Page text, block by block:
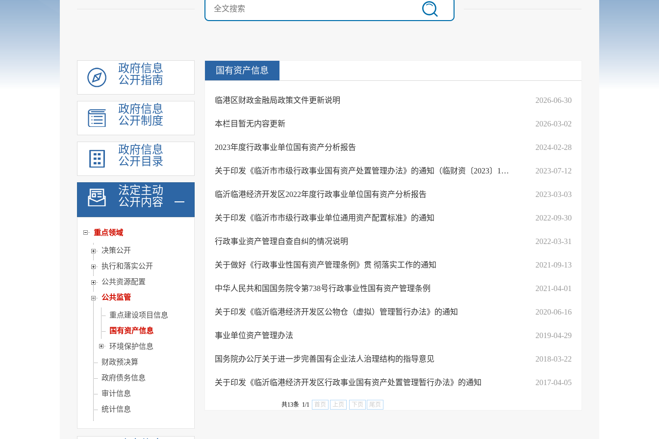
政府信息
公开指南
政府信息
公开制度
政府信息
公开目录
法定主动
公开内容
履职依据
规划计划
财政预算决算
政府集中采购
重大建设项目
安全生产领域信息
人事信息
重点领域
决策公开
执行和落实公开
公共资源配置
公共监管
重点建设项目信息
国有资产信息
环境保护信息
财政预决算
政府债务信息
审计信息
统计信息
国有资产信息
临港区财政金融局政策文件更新说明 2026-06-30
本栏目暂无内容更新 2026-03-02
2023年度行政事业单位国有资产分析报告 2024-02-28
关于印发《临沂市市级行政事业国有资产处置管理办法》的通知（临财资〔2023〕11号） 2023-07-12
临沂临港经济开发区2022年度行政事业单位国有资产分析报告 2023-03-03
关于印发《临沂市市级行政事业单位通用资产配置标准》的通知 2022-09-30
行政事业资产管理自查自纠的情况说明 2022-03-31
关于做好《行政事业性国有资产管理条例》贯 彻落实工作的通知 2021-09-13
中华人民共和国国务院令第738号行政事业性国有资产管理条例 2021-04-01
关于印发《临沂临港经济开发区公物仓（虚拟）管理暂行办法》的通知 2020-06-16
事业单位资产管理办法 2019-04-29
国务院办公厅关于进一步完善国有企业法人治理结构的指导意见 2018-03-22
关于印发《临沂临港经济开发区行政事业国有资产处置管理暂行办法》的通知 2017-04-05
共13条 1/1 首页 上页 下页 尾页